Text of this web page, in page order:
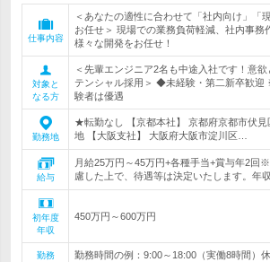
仕事内容
＜あなたの適性に合わせて「社内向け」「
お任せ＞ 現場での業務負荷軽減、社内事務
様々な開発をお任せ！
対象と
なる方
＜先輩エンジニア2名も中途入社です！意
テンシャル採用＞ ◆未経験・第二新卒歓迎
験者は優遇
勤務地
★転勤なし 【京都本社】 京都府京都市伏見
地 【大阪支社】 大阪府大阪市淀川区…
給与
月給25万円～45万円+各種手当+賞与年2回
慮した上で、待遇等は決定いたします。年
初年度
年収
450万円～600万円
勤務
勤務時間の例：9:00～18:00（実働8時間）